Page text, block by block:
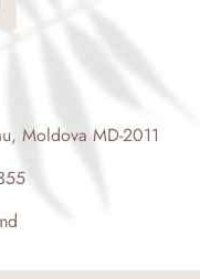
Moldova MD-2011